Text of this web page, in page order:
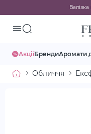
АкціїБрендиАромати
Обличчя